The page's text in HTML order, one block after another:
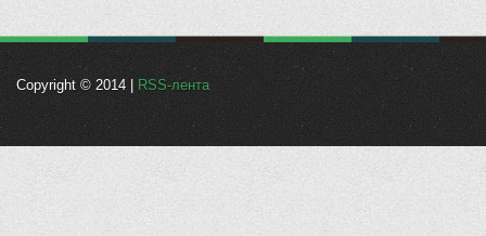
Copyright © 2014 | RSS-лента